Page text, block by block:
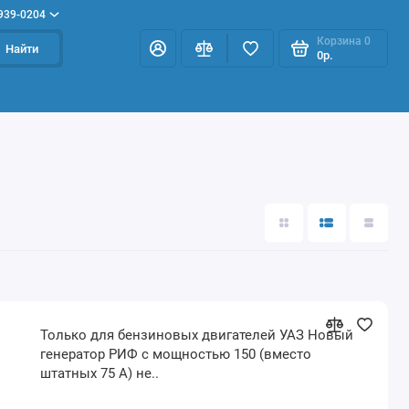
0204
Найти
Корзина 0
0р.
Только для бензиновых двигателей УАЗ Новый
генератор РИФ с мощностью 150 (вместо
штатных 75 А) не..